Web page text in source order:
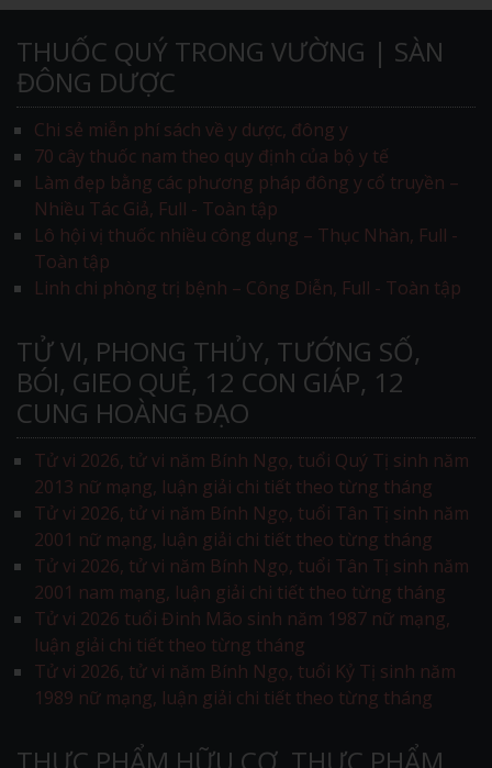
THUỐC QUÝ TRONG VƯỜNG | SÀN
ĐÔNG DƯỢC
Chi sẻ miễn phí sách về y dược, đông y
70 cây thuốc nam theo quy định của bộ y tế
Làm đẹp bằng các phương pháp đông y cổ truyền –
Nhiều Tác Giả, Full - Toàn tập
Lô hội vị thuốc nhiều công dụng – Thục Nhàn, Full -
Toàn tập
Linh chi phòng trị bệnh – Công Diễn, Full - Toàn tập
TỬ VI, PHONG THỦY, TƯỚNG SỐ,
BÓI, GIEO QUẺ, 12 CON GIÁP, 12
CUNG HOÀNG ĐẠO
Tử vi 2026, tử vi năm Bính Ngọ, tuổi Quý Tị sinh năm
2013 nữ mạng, luận giải chi tiết theo từng tháng
Tử vi 2026, tử vi năm Bính Ngọ, tuổi Tân Tị sinh năm
2001 nữ mạng, luận giải chi tiết theo từng tháng
Tử vi 2026, tử vi năm Bính Ngọ, tuổi Tân Tị sinh năm
2001 nam mạng, luận giải chi tiết theo từng tháng
Tử vi 2026 tuổi Đinh Mão sinh năm 1987 nữ mạng,
luận giải chi tiết theo từng tháng
Tử vi 2026, tử vi năm Bính Ngọ, tuổi Kỷ Tị sinh năm
1989 nữ mạng, luận giải chi tiết theo từng tháng